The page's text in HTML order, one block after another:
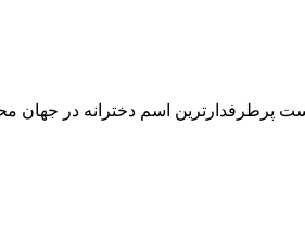
پرطرفدارترین اسم دخترانه در جهان